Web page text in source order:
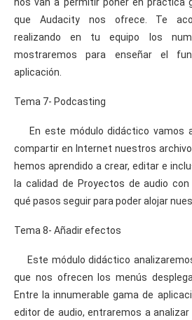
que Audacity nos ofrece. Te
realizando en tu equipo los
mostraremos para enseñar el
aplicación.
Tema 7- Podcasting
En este módulo didáctico vamos
compartir en Internet nuestros
hemos aprendido a crear, editar e
la calidad de Proyectos de audio
qué pasos seguir para poder alojar
Tema 8- Añadir efectos
Este módulo didáctico
que nos ofrecen los menús
Entre la innumerable gama de
editor de audio, entraremos a